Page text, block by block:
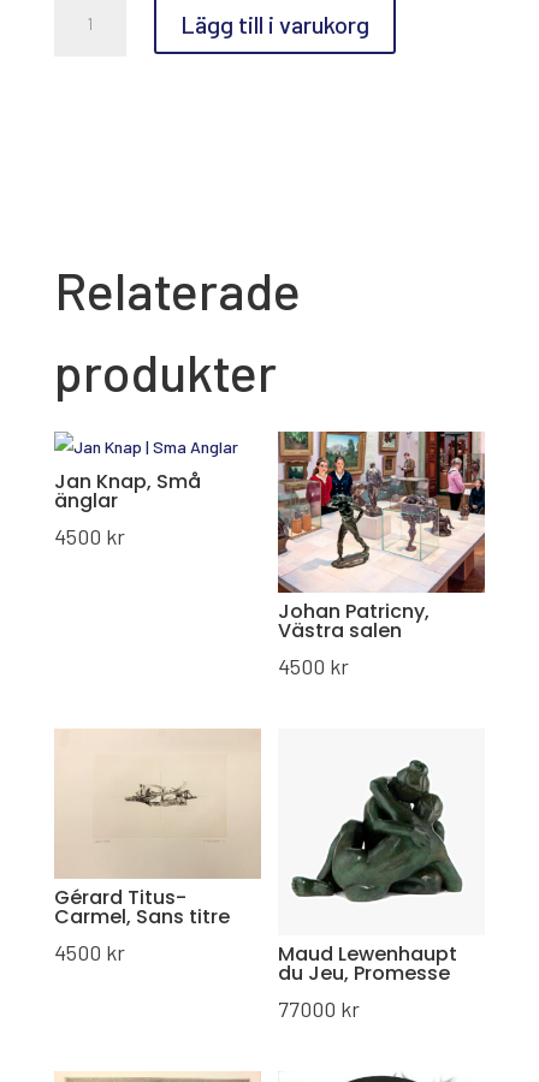
Åkerman,
Lägg till i varukorg
Relaterade
produkter
Jan Knap, Små
änglar
4500 kr
Johan Patricny,
Västra salen
4500 kr
Gérard Titus-
Carmel, Sans titre
4500 kr Maud Lewenhaupt
du Jeu, Promesse
77000 kr